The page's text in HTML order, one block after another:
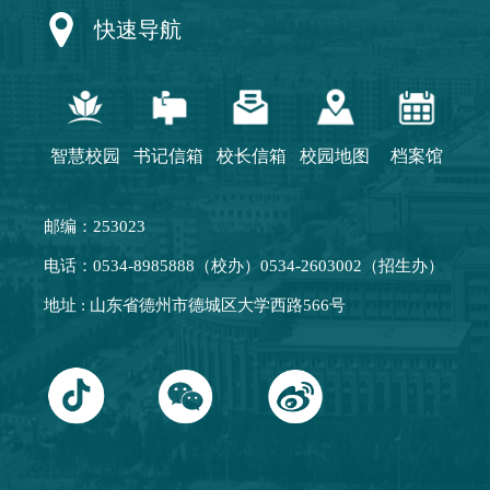
快速导航
智慧校园 书记信箱 校长信箱 校园地图 档案馆
邮编：253023
电话：0534-8985888（校办）0534-2603002（招生办）
地址 : 山东省德州市德城区大学西路566号